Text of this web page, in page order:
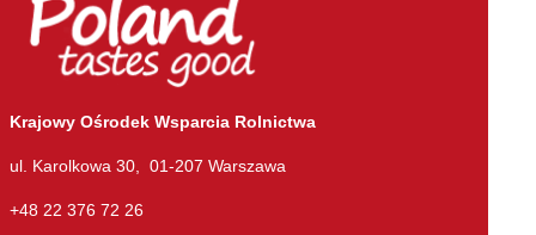
Krajowy Ośrodek Wsparcia Rolnictwa
ul. Karolkowa 30, 01-207 Warszawa
+48 22 376 72 26